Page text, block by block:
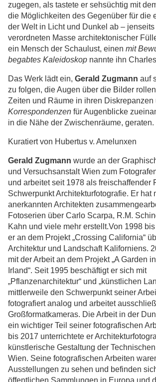
zugegen, als tastete er sehsüchtig mit
die Möglichkeiten des Gegenüber für die
der Welt in Licht und Dunkel ab –
verordneten Masse architektonischer
ein Mensch der Schaulust, einen mit
begabtes Kaleidoskop nannte ihn
Das Werk lädt ein, Gerald Zugmann auf
zu folgen, die Augen über die Bilder
Zeiten und Räume in ihren Diskrepanzen
Korrespondenzen für Augenblicke
in die Nähe der Zwischenräume, geraten.
Kuratiert von Hubertus v. Amelunxen
Gerald Zugmann wurde an der
und Versuchsanstalt Wien zum
und arbeitet seit 1978 als freischaffender
Schwerpunkt Architekturfotografie. Er hat
anerkannten Architekten
Fotoserien über Carlo Scarpa, R.M.
Kahn und viele mehr erstellt.Von 1998
er an dem Projekt „Crossing California“
Architektur und Landschaft Kaliforniens.
mit der Arbeit an dem Projekt „A Garden
Irland“. Seit 1995 beschäftigt er sich mit
„Pflanzenarchitektur“ und „künstlichen
mittlerweile den Schwerpunkt seiner
fotografiert analog und arbeitet
Großformatkameras. Die Arbeit in der
ein wichtiger Teil seiner fotografischen
bis 2017 unterrichtete er
künstlerische Gestaltung der
Wien. Seine fotografischen Arbeiten
Ausstellungen zu sehen und befinden
öffentlichen Sammlungen in Europa und